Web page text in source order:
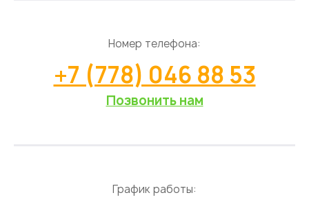
Номер телефона:
+7 (778) 046 88 53
Позвонить нам
График работы: